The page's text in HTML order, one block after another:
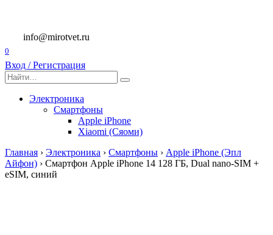
содержанию
info@mirotvet.ru
0
Вход / Регистрация
Search
for:
Электроника
Смартфоны
Apple iPhone
Xiaomi (Сяоми)
Главная › Электроника › Смартфоны › Apple iPhone (Эпл
Айфон) › Смартфон Apple iPhone 14 128 ГБ, Dual nano-SIM +
eSIM, синий